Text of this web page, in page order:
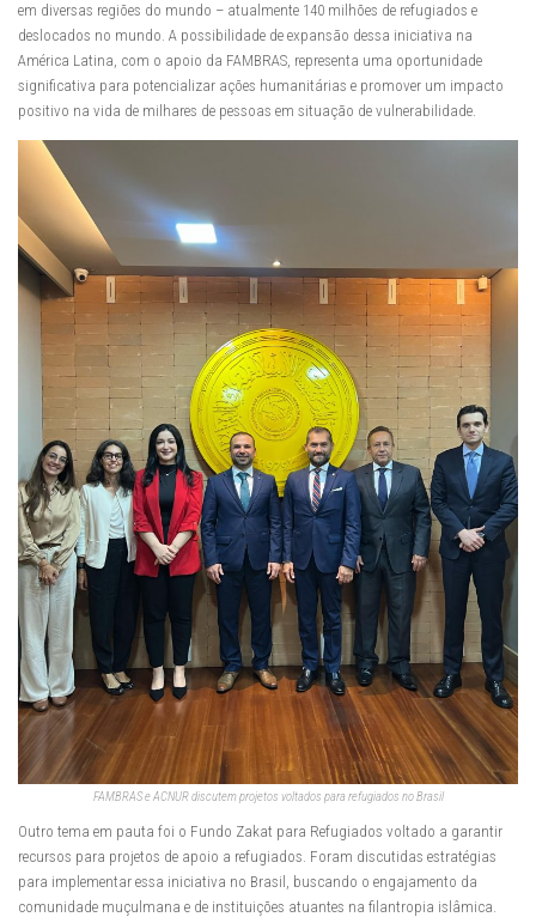
em diversas regiões do mundo – atualmente 140 milhões de refugiados e
deslocados no mundo. A possibilidade de expansão dessa iniciativa na
América Latina, com o apoio da FAMBRAS, representa uma oportunidade
significativa para potencializar ações humanitárias e promover um impacto
positivo na vida de milhares de pessoas em situação de vulnerabilidade.
FAMBRAS e ACNUR discutem projetos voltados para refugiados no Brasil
Outro tema em pauta foi o Fundo Zakat para Refugiados voltado a garantir
recursos para projetos de apoio a refugiados. Foram discutidas estratégias
para implementar essa iniciativa no Brasil, buscando o engajamento da
comunidade muçulmana e de instituições atuantes na filantropia islâmica.